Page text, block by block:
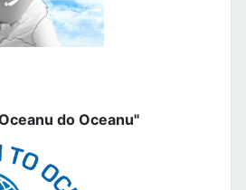
do Oceanu"